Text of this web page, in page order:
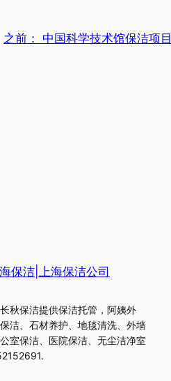
之前： 中国科学技术馆保洁项目
保洁|上海保洁公司
秋保洁提供保洁托管，阿姨外
洁、石材养护、地毯清洗、外墙
室保洁、医院保洁、无尘洁净室